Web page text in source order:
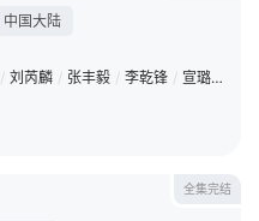
中国大陆
/ 刘芮麟 / 张丰毅 / 李乾锋 / 宣璐 /
全集完结